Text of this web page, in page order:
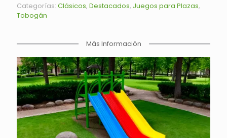
Categorías: Clásicos, Destacados, Juegos para Plazas,
Tobogán
Más Información